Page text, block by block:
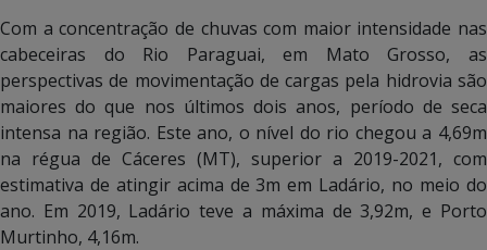
Com a concentração de chuvas com maior intensidade nas
cabeceiras do Rio Paraguai, em Mato Grosso, as
perspectivas de movimentação de cargas pela hidrovia são
maiores do que nos últimos dois anos, período de seca
intensa na região. Este ano, o nível do rio chegou a 4,69m
na régua de Cáceres (MT), superior a 2019-2021, com
estimativa de atingir acima de 3m em Ladário, no meio do
ano. Em 2019, Ladário teve a máxima de 3,92m, e Porto
Murtinho, 4,16m.